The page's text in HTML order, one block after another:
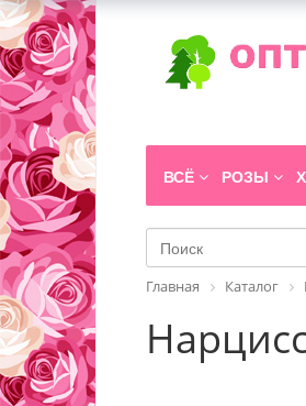
ВСЁ РОЗЫ
Главная Каталог